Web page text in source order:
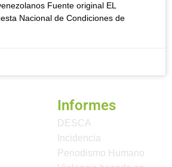
Fuente original EL
Nacional de Condiciones de
Informes
DESCA
Incidencia
Periodismo Humano